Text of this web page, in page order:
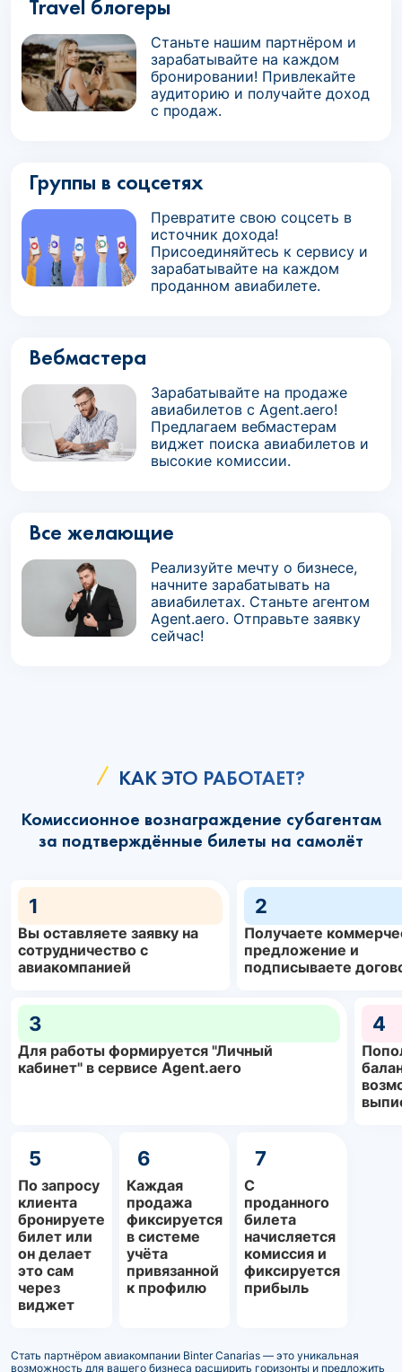
Travel блогеры
Станьте нашим партнёром и
зарабатывайте на каждом
бронировании! Привлекайте
аудиторию и получайте доход
с продаж.
Группы в соцсетях
Превратите свою соцсеть в
источник дохода!
Присоединяйтесь к сервису и
зарабатывайте на каждом
проданном авиабилете.
Вебмастера
Зарабатывайте на продаже
авиабилетов с Agent.aero!
Предлагаем вебмастерам
виджет поиска авиабилетов и
высокие комиссии.
Все желающие
Реализуйте мечту о бизнесе,
начните зарабатывать на
авиабилетах. Станьте агентом
Agent.aero. Отправьте заявку
сейчас!
КАК ЭТО РАБОТАЕТ?
Комиссионное вознаграждение субагентам
за подтверждённые билеты на самолёт
1
Вы оставляете заявку на
сотрудничество с
авиакомпанией
2
Получаете
предложение и
подписываете
3
Для работы формируется "Личный
кабинет" в сервисе Agent.aero
4
5
По запросу
клиента
бронируете
билет или
он делает
это сам
через
виджет
6
Каждая
продажа
фиксируется
в системе
учёта
привязанной
к профилю
7
С
проданного
билета
начисляется
комиссия и
фиксируется
прибыль
Стать партнёром авиакомпании Binter Canarias — это уникальная
возможность для вашего бизнеса расширить горизонты и предложить